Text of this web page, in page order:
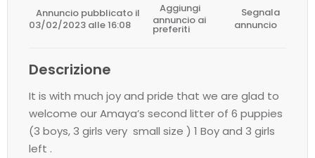
Annuncio pubblicato il
03/02/2023 alle 16:08
Aggiungi
annuncio ai
preferiti
Segnala
annuncio
Descrizione
It is with much joy and pride that we are glad to
welcome our Amaya’s second litter of 6 puppies
(3 boys, 3 girls very small size ) 1 Boy and 3 girls
left .